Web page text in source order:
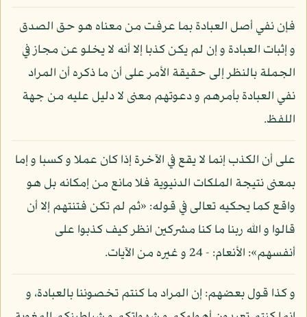
فإن نفي أصل العبادة بما عرفت من معناه هو حق الصدق
و إثبات العبادة و إن لم يكن كذبا إلا أنه لا يخلو عن مجاز في
الجملة بالنظر إلى حقيقة الأمر على أن ما ذكره أن المراد
نفي العبادة بأمرهم و دعوتهم معنى لا دليل عليه من جهة
اللفظ.
على أن الكذب إنما لا يقع في الآخرة إذا كان عملا و كسبا و إما
بمعنى نتيجة الملكات الدنيوية فلا مانع من إمكانه بل هو
واقع كما يحكيه تعالى في قوله: «ثم لم تكن فتنتهم إلا أن
قالوا و الله ربنا ما كنا مشركين انظر كيف كذبوا على
أنفسهم»: الأنعام: - 24 و غيره من الآيات.
و كذا قول بعضهم: إن المراد ما كنتم تخصوننا بالعبادة، و